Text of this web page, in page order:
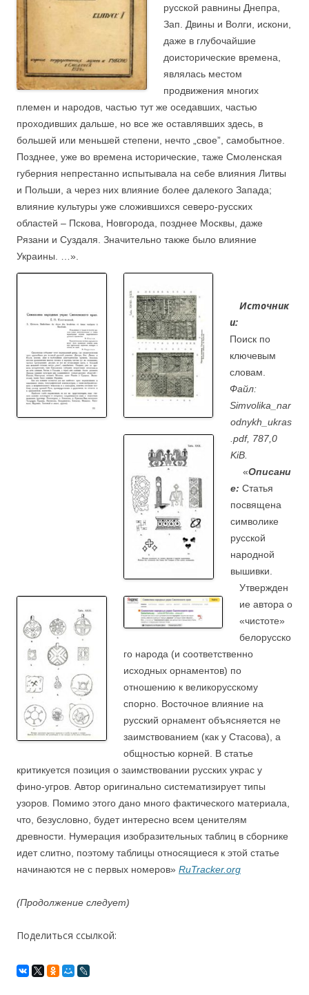
русской равнины Днепра,
Зап. Двины и Волги, искони,
даже в глубочайшие
доисторические времена,
являлась местом
продвижения многих
племен и народов, частью тут же оседавших, частью
проходивших дальше, но все же оставлявших здесь, в
большей или меньшей степени, нечто „свое”, самобытное.
Позднее, уже во времена исторические, таже Смоленская
губерния непрестанно испытывала на себе влияния Литвы
и Польши, а через них влияние более далекого Запада;
влияние культуры уже сложившихся северо-русских
областей – Пскова, Новгорода, позднее Москвы, даже
Рязани и Суздаля. Значительно также было влияние
Украины. …».
Источник
и:
Поиск по
ключевым
словам.
Файл:
Simvolika_nar
odnykh_ukras
.pdf, 787,0
KiB.
«Описани
е: Статья
посвящена
символике
русской
народной
вышивки.
Утвержден
ие автора о
«чистоте»
белорусско
го народа (и соответственно
исходных орнаментов) по
отношению к великорусскому
спорно. Восточное влияние на
русский орнамент объясняется не
заимствованием (как у Стасова), а
общностью корней. В статье
критикуется позиция о заимствовании русских украс у
фино-угров. Автор оригинально систематизирует типы
узоров. Помимо этого дано много фактического материала,
что, безусловно, будет интересно всем ценителям
древности. Нумерация изобразительных таблиц в сборнике
идет слитно, поэтому таблицы относящиеся к этой статье
начинаются не с первых номеров» RuTracker.org
(Продолжение следует)
Поделиться ссылкой: